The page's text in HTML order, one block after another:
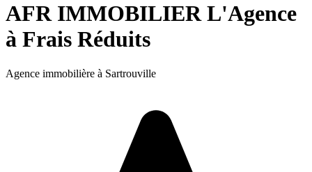
AFR IMMOBILIER L'Agence
à Frais Réduits
Agence immobilière à Sartrouville